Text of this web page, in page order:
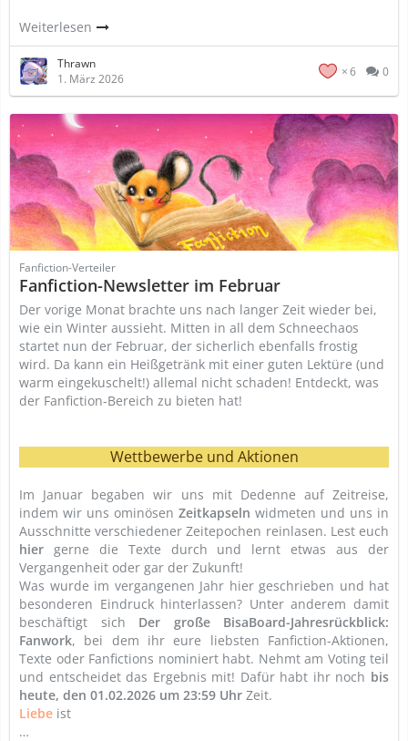
Weiterlesen
Thrawn
1. März 2026
6 0
Fanfiction-Verteiler
Fanfiction-Newsletter im Februar
Der vorige Monat brachte uns nach langer Zeit wieder bei,
wie ein Winter aussieht. Mitten in all dem Schneechaos
startet nun der Februar, der sicherlich ebenfalls frostig
wird. Da kann ein Heißgetränk mit einer guten Lektüre (und
warm eingekuschelt!) allemal nicht schaden! Entdeckt, was
der Fanfiction-Bereich zu bieten hat!
Wettbewerbe und Aktionen
Im Januar begaben wir uns mit Dedenne auf Zeitreise,
indem wir uns ominösen Zeitkapseln widmeten und uns in
Ausschnitte verschiedener Zeitepochen reinlasen. Lest euch
hier gerne die Texte durch und lernt etwas aus der
Vergangenheit oder gar der Zukunft!
Was wurde im vergangenen Jahr hier geschrieben und hat
besonderen Eindruck hinterlassen? Unter anderem damit
beschäftigt sich Der große BisaBoard-Jahresrückblick:
Fanwork, bei dem ihr eure liebsten Fanfiction-Aktionen,
Texte oder Fanfictions nominiert habt. Nehmt am Voting teil
und entscheidet das Ergebnis mit! Dafür habt ihr noch bis
heute, den 01.02.2026 um 23:59 Uhr Zeit.
Liebe ist
…